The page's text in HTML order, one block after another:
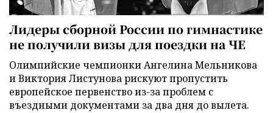
Лидеры сборной России по гимнастике
не получили визы для поездки на ЧЕ
Олимпийские чемпионки Ангелина Мельникова
и Виктория Листунова рискуют пропустить
европейское первенство из-за проблем с
въездными документами за два дня до вылета.